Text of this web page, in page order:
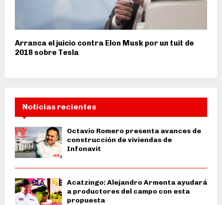
Arranca el juicio contra Elon Musk por un tuit de
2018 sobre Tesla
Noticias recientes
Octavio Romero presenta avances de
construcción de viviendas de
Infonavit
Acatzingo: Alejandro Armenta ayudará
a productores del campo con esta
propuesta